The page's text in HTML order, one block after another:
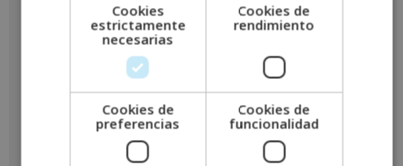
Cookies
estrictamente
necesarias
Cookies de
rendimiento
Cookies de
preferencias
Cookies de
funcionalidad